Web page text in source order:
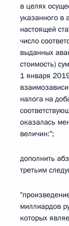
в целях
указанного в
настоящей
число
выданных
стоимость)
1 января
налога на
оказалась
величин:";
дополнить
третьим
миллиардов
которых